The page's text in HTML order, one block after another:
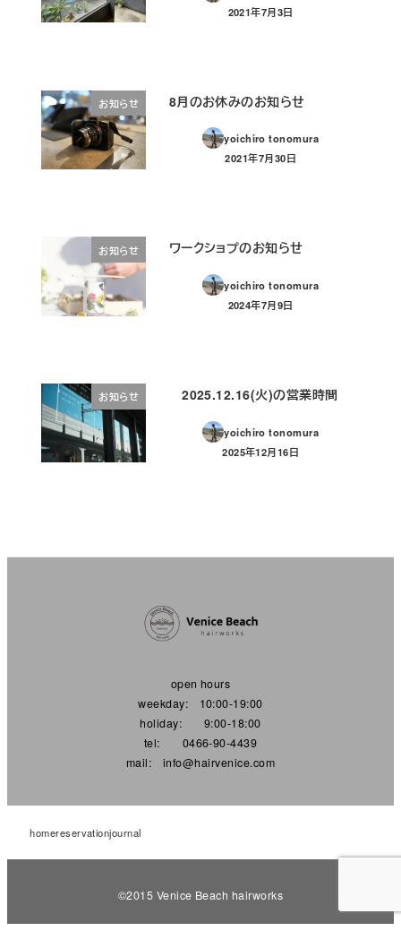
投稿日
2021年7月3日
お知らせ 8月のお休みのお知らせ
yoichiro tonomura
投稿日
2021年7月30日
お知らせ ワークショプのお知らせ
yoichiro tonomura
投稿日
2024年7月9日
お知らせ 2025.12.16(火)の営業時間
yoichiro tonomura
投稿日
2025年12月16日
open hours
weekday: 10:00-19:00
holiday: 9:00-18:00
tel: 0466-90-4439
mail: info@hairvenice.com
homereservationjournal
©︎2015 Venice Beach hairworks